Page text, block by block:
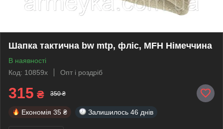
Шапка тактична bw mtp, фліс, MFH Німеччина
В наявності
Код: 10859x
Опт і роздріб
315 ₴ 350 ₴
Економія 35 ₴ Залишилось 46 днів